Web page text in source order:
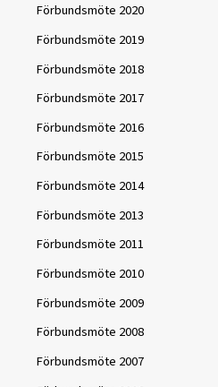
Förbundsmöte 2020
Förbundsmöte 2019
Förbundsmöte 2018
Förbundsmöte 2017
Förbundsmöte 2016
Förbundsmöte 2015
Förbundsmöte 2014
Förbundsmöte 2013
Förbundsmöte 2011
Förbundsmöte 2010
Förbundsmöte 2009
Förbundsmöte 2008
Förbundsmöte 2007